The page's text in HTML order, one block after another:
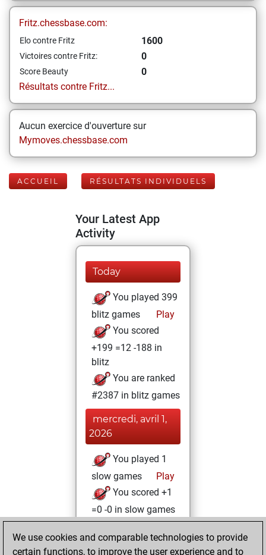
Fritz.chessbase.com:
Elo contre Fritz 1600
Victoires contre Fritz: 0
Score Beauty
0
Résultats contre Fritz...
Aucun exercice d'ouverture sur
Mymoves.chessbase.com
ACCUEIL RÉSULTATS INDIVIDUELS
Your Latest App
Activity
Today
You played 399
blitz games
Play
You scored
+199 =12 -188 in
blitz
You are ranked
#2387 in blitz games
mercredi, avril 1,
2026
You played 1
slow games
Play
You scored +1
=0 -0 in slow games
mardi, juillet 26,
2022
We use cookies and comparable technologies to provide
certain functions, to improve the user experience and to